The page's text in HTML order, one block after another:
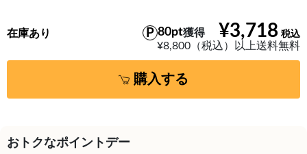
¥3,718
80pt獲得
¥8,800（税込）以上送料無料
在庫あり
購入する
おトクなポイントデー